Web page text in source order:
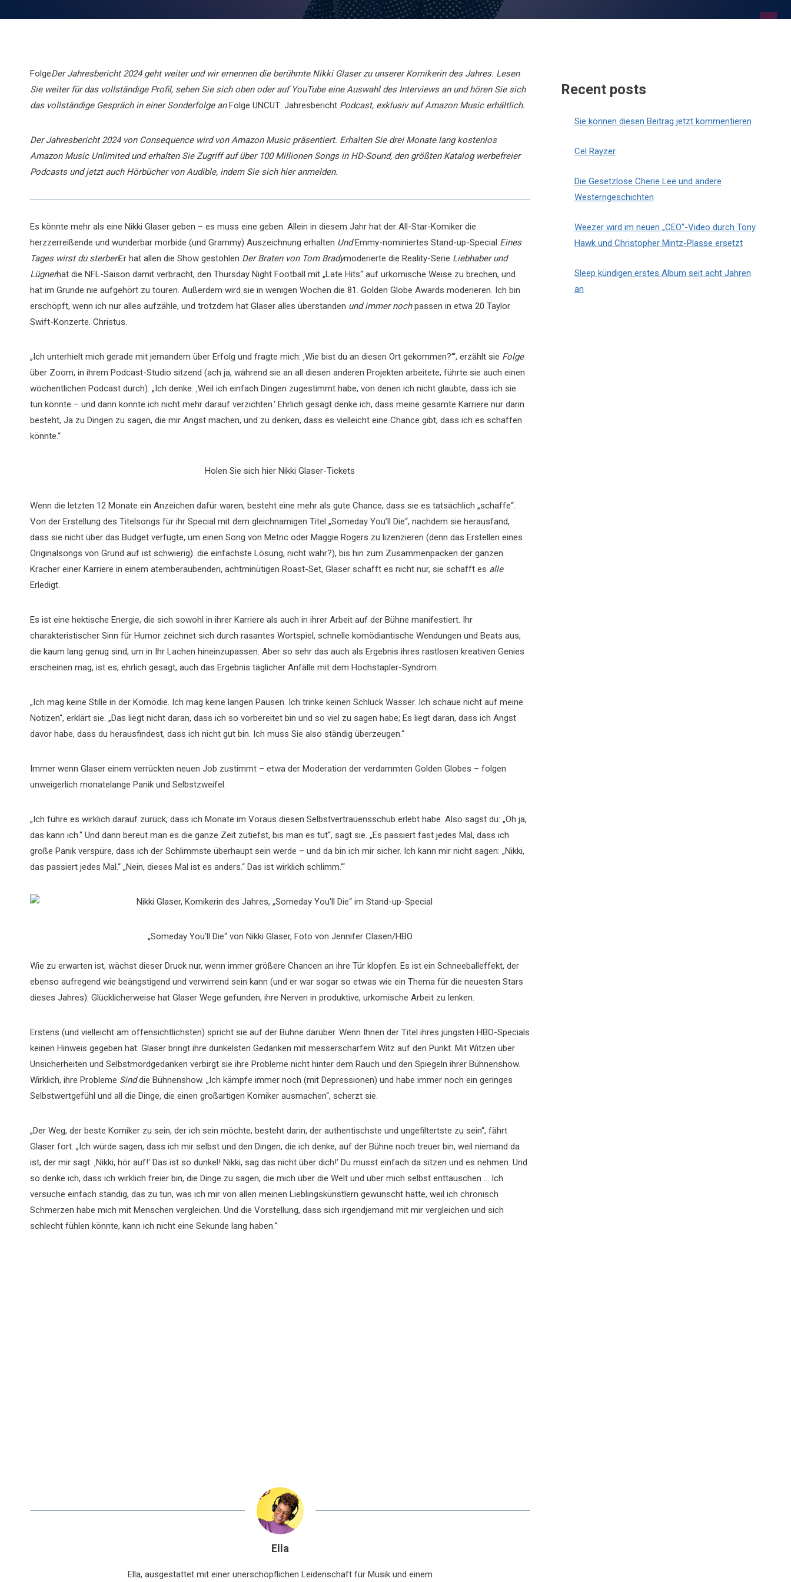
FolgeDer Jahresbericht 2024 geht weiter und wir ernennen die berühmte Nikki Glaser zu unserer Komikerin des Jahres. Lesen
Sie weiter für das vollständige Profil, sehen Sie sich oben oder auf YouTube eine Auswahl des Interviews an und hören Sie sich
das vollständige Gespräch in einer Sonderfolge anFolge UNCUT: Jahresbericht Podcast, exklusiv auf Amazon Music erhältlich.
Der Jahresbericht 2024 von Consequence wird von Amazon Music präsentiert. Erhalten Sie drei Monate lang kostenlos
Amazon Music Unlimited und erhalten Sie Zugriff auf über 100 Millionen Songs in HD-Sound, den größten Katalog werbefreier
Podcasts und jetzt auch Hörbücher von Audible, indem Sie sich hier anmelden.
Es könnte mehr als eine Nikki Glaser geben – es muss eine geben. Allein in diesem Jahr hat der All-Star-Komiker die
herzzerreißende und wunderbar morbide (und Grammy) Auszeichnung erhalten UndEmmy-nominiertes Stand-up-Special Eines
Tages wirst du sterbenEr hat allen die Show gestohlen Der Braten von Tom Bradymoderierte die Reality-Serie Liebhaber und
Lügnerhat die NFL-Saison damit verbracht, den Thursday Night Football mit „Late Hits“ auf urkomische Weise zu brechen, und
hat im Grunde nie aufgehört zu touren. Außerdem wird sie in wenigen Wochen die 81. Golden Globe Awards moderieren. Ich bin
erschöpft, wenn ich nur alles aufzähle, und trotzdem hat Glaser alles überstanden und immer nochpassen in etwa 20 Taylor
Swift-Konzerte. Christus.
„Ich unterhielt mich gerade mit jemandem über Erfolg und fragte mich: ‚Wie bist du an diesen Ort gekommen?‘“, erzählt sie Folge
über Zoom, in ihrem Podcast-Studio sitzend (ach ja, während sie an all diesen anderen Projekten arbeitete, führte sie auch einen
wöchentlichen Podcast durch). „Ich denke: ‚Weil ich einfach Dingen zugestimmt habe, von denen ich nicht glaubte, dass ich sie
tun könnte – und dann konnte ich nicht mehr darauf verzichten.‘ Ehrlich gesagt denke ich, dass meine gesamte Karriere nur darin
besteht, Ja zu Dingen zu sagen, die mir Angst machen, und zu denken, dass es vielleicht eine Chance gibt, dass ich es schaffen
könnte.“
Holen Sie sich hier Nikki Glaser-Tickets
Wenn die letzten 12 Monate ein Anzeichen dafür waren, besteht eine mehr als gute Chance, dass sie es tatsächlich „schaffe“.
Von der Erstellung des Titelsongs für ihr Special mit dem gleichnamigen Titel „Someday You’ll Die“, nachdem sie herausfand,
dass sie nicht über das Budget verfügte, um einen Song von Metric oder Maggie Rogers zu lizenzieren (denn das Erstellen eines
Originalsongs von Grund auf ist schwierig). die einfachste Lösung, nicht wahr?), bis hin zum Zusammenpacken der ganzen
Kracher einer Karriere in einem atemberaubenden, achtminütigen Roast-Set, Glaser schafft es nicht nur, sie schafft es alle
Erledigt.
Es ist eine hektische Energie, die sich sowohl in ihrer Karriere als auch in ihrer Arbeit auf der Bühne manifestiert. Ihr
charakteristischer Sinn für Humor zeichnet sich durch rasantes Wortspiel, schnelle komödiantische Wendungen und Beats aus,
die kaum lang genug sind, um in Ihr Lachen hineinzupassen. Aber so sehr das auch als Ergebnis ihres rastlosen kreativen Genies
erscheinen mag, ist es, ehrlich gesagt, auch das Ergebnis täglicher Anfälle mit dem Hochstapler-Syndrom.
„Ich mag keine Stille in der Komödie. Ich mag keine langen Pausen. Ich trinke keinen Schluck Wasser. Ich schaue nicht auf meine
Notizen“, erklärt sie. „Das liegt nicht daran, dass ich so vorbereitet bin und so viel zu sagen habe; Es liegt daran, dass ich Angst
davor habe, dass du herausfindest, dass ich nicht gut bin. Ich muss Sie also ständig überzeugen.“
Immer wenn Glaser einem verrückten neuen Job zustimmt – etwa der Moderation der verdammten Golden Globes – folgen
unweigerlich monatelange Panik und Selbstzweifel.
„Ich führe es wirklich darauf zurück, dass ich Monate im Voraus diesen Selbstvertrauensschub erlebt habe. Also sagst du: „Oh ja,
das kann ich.“ Und dann bereut man es die ganze Zeit zutiefst, bis man es tut“, sagt sie. „Es passiert fast jedes Mal, dass ich
große Panik verspüre, dass ich der Schlimmste überhaupt sein werde – und da bin ich mir sicher. Ich kann mir nicht sagen: „Nikki,
das passiert jedes Mal.“ „Nein, dieses Mal ist es anders.“ Das ist wirklich schlimm.‘“
„Someday You’ll Die“ von Nikki Glaser, Foto von Jennifer Clasen/HBO
Wie zu erwarten ist, wächst dieser Druck nur, wenn immer größere Chancen an ihre Tür klopfen. Es ist ein Schneeballeffekt, der
ebenso aufregend wie beängstigend und verwirrend sein kann (und er war sogar so etwas wie ein Thema für die neuesten Stars
dieses Jahres). Glücklicherweise hat Glaser Wege gefunden, ihre Nerven in produktive, urkomische Arbeit zu lenken.
Erstens (und vielleicht am offensichtlichsten) spricht sie auf der Bühne darüber. Wenn Ihnen der Titel ihres jüngsten HBO-Specials
keinen Hinweis gegeben hat: Glaser bringt ihre dunkelsten Gedanken mit messerscharfem Witz auf den Punkt. Mit Witzen über
Unsicherheiten und Selbstmordgedanken verbirgt sie ihre Probleme nicht hinter dem Rauch und den Spiegeln ihrer Bühnenshow.
Wirklich, ihre Probleme Sinddie Bühnenshow. „Ich kämpfe immer noch (mit Depressionen) und habe immer noch ein geringes
Selbstwertgefühl und all die Dinge, die einen großartigen Komiker ausmachen“, scherzt sie.
„Der Weg, der beste Komiker zu sein, der ich sein möchte, besteht darin, der authentischste und ungefiltertste zu sein“, fährt
Glaser fort. „Ich würde sagen, dass ich mir selbst und den Dingen, die ich denke, auf der Bühne noch treuer bin, weil niemand da
ist, der mir sagt: ‚Nikki, hör auf!‘ Das ist so dunkel! Nikki, sag das nicht über dich!‘ Du musst einfach da sitzen und es nehmen. Und
so denke ich, dass ich wirklich freier bin, die Dinge zu sagen, die mich über die Welt und über mich selbst enttäuschen … Ich
versuche einfach ständig, das zu tun, was ich mir von allen meinen Lieblingskünstlern gewünscht hätte, weil ich chronisch
Schmerzen habe mich mit Menschen vergleichen. Und die Vorstellung, dass sich irgendjemand mit mir vergleichen und sich
schlecht fühlen könnte, kann ich nicht eine Sekunde lang haben.“
Ella
Ella, ausgestattet mit einer unerschöpflichen Leidenschaft für Musik und einem
Recent posts
Sie können diesen Beitrag jetzt kommentieren
Cel Rayzer
Die Gesetzlose Cherie Lee und andere
Westerngeschichten
Weezer wird im neuen „CEO“-Video durch Tony
Hawk und Christopher Mintz-Plasse ersetzt
Sleep kündigen erstes Album seit acht Jahren
an